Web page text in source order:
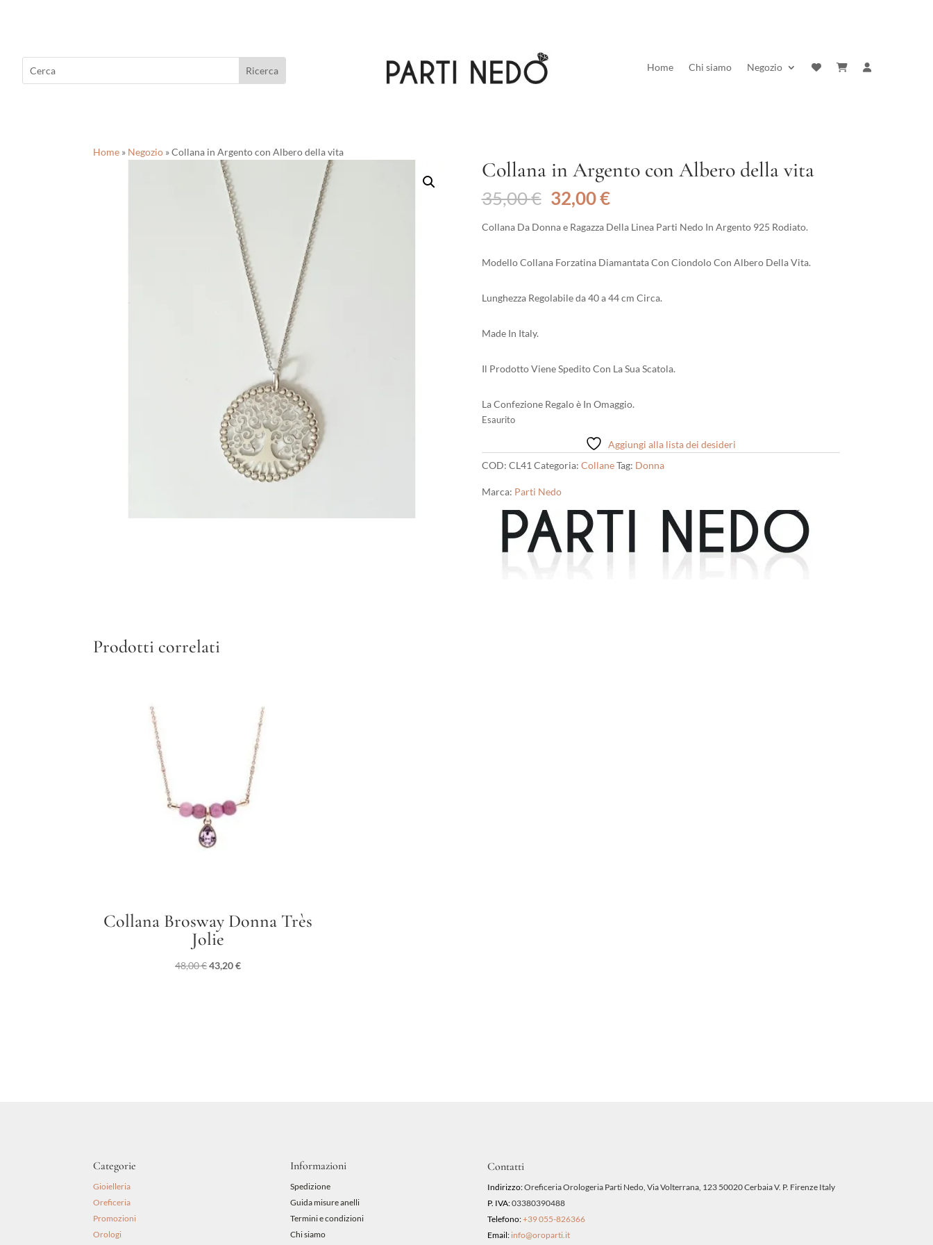
Home Chi siamo Negozio
Home » Negozio »Collana in Argento con Albero della vita
Collana in Argento con Albero della vita
35,00€ Il
prezzo
originale
35,00 €.
32,00€Il
attuale
32,00 €.
Collana Da Donna e Ragazza Della Linea Parti Nedo In Argento 925 Rodiato.
Modello Collana Forzatina Diamantata Con Ciondolo Con Albero Della Vita.
Lunghezza Regolabile da 40 a 44 cm Circa.
Made In Italy.
Il Prodotto Viene Spedito Con La Sua Scatola.
La Confezione Regalo è In Omaggio.
Esaurito
Aggiungi alla lista dei desideri
COD: CL41 Categoria: Collane Tag: Donna
Marca: Parti Nedo
Prodotti correlati
Collana Brosway Donna Très
Jolie
48,00€Il
43,20€Il
Categorie
Gioielleria
Oreficeria
Promozioni
Orologi
Informazioni
Spedizione
Guida misure anelli
Termini e condizioni
Chi siamo
Contatti
Indirizzo:Oreficeria Orologeria Parti Nedo, Via Volterrana, 123 50020 Cerbaia V. P. Firenze Italy
P. IVA:03380390488
Telefono:+39 055-826366
Email: info@oroparti.it